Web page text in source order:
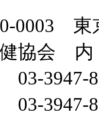
東京
健協会 内